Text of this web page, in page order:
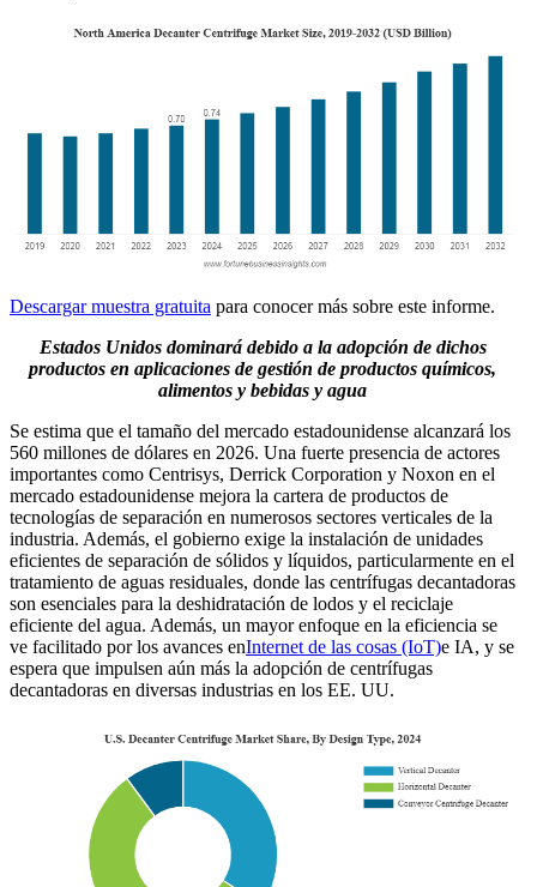
Descargar muestra gratuita para conocer más sobre este informe.
Estados Unidos dominará debido a la adopción de dichos
productos en aplicaciones de gestión de productos químicos,
alimentos y bebidas y agua
Se estima que el tamaño del mercado estadounidense alcanzará los
560 millones de dólares en 2026. Una fuerte presencia de actores
importantes como Centrisys, Derrick Corporation y Noxon en el
mercado estadounidense mejora la cartera de productos de
tecnologías de separación en numerosos sectores verticales de la
industria. Además, el gobierno exige la instalación de unidades
eficientes de separación de sólidos y líquidos, particularmente en el
tratamiento de aguas residuales, donde las centrífugas decantadoras
son esenciales para la deshidratación de lodos y el reciclaje
eficiente del agua. Además, un mayor enfoque en la eficiencia se
ve facilitado por los avances enInternet de las cosas (IoT)e IA, y se
espera que impulsen aún más la adopción de centrífugas
decantadoras en diversas industrias en los EE. UU.